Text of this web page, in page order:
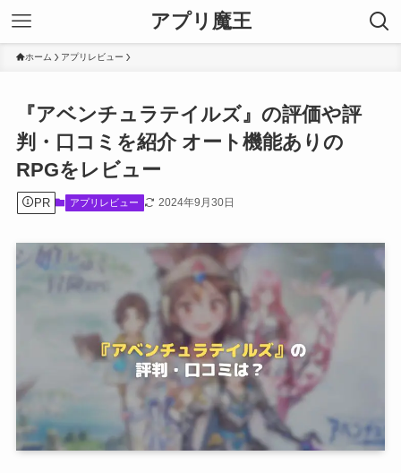
アプリ魔王
ホーム アプリレビュー
『アベンチュラテイルズ』の評価や評
判・口コミを紹介 オート機能ありの
RPGをレビュー
PR アプリレビュー 2024年9月30日